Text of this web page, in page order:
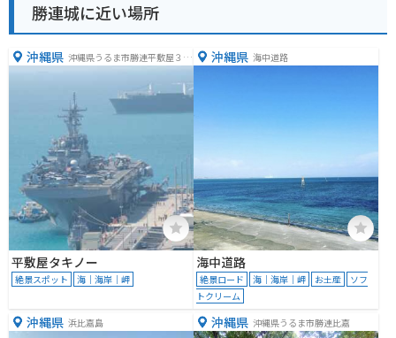
勝連城に近い場所
沖縄県 沖縄県うるま市勝連平敷屋３４
平敷屋タキノー
絶景スポット 海｜海岸｜岬
沖縄県 海中道路
海中道路
絶景ロード 海｜海岸｜岬 お土産
ソフ
トクリーム
沖縄県 浜比嘉島 沖縄県 沖縄県うるま市勝連比嘉